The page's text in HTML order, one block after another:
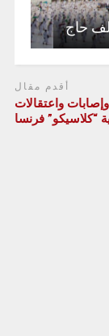
أقدم مقال
واعتقالات
“كلاسيكو” فرنسا